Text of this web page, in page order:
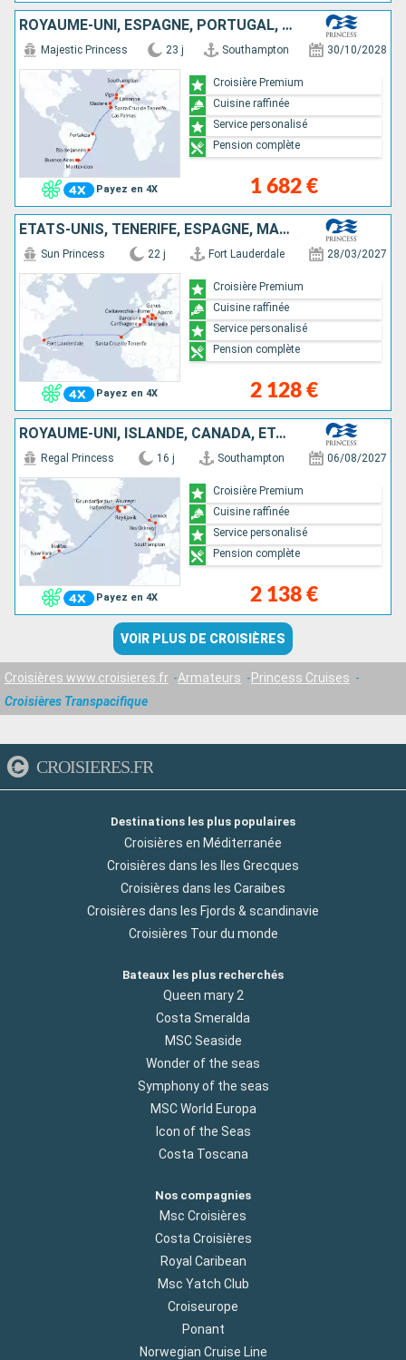
ROYAUME-UNI, ESPAGNE, PORTUGAL, TENERIFE, MAJORQUE, BRÉSIL, URUGUAY, ARGENTINE
Payez en 4X
Majestic Princess 23 j Southampton 30/10/2028
1 682 €
Croisière Premium
Cuisine raffinée
Service personalisé
Pension complète
ÉTATS-UNIS, TENERIFE, ESPAGNE, MAJORQUE, FRANCE, ITALIE
Payez en 4X
Sun Princess 22 j Fort Lauderdale 28/03/2027
2 128 €
Croisière Premium
Cuisine raffinée
Service personalisé
Pension complète
ROYAUME-UNI, ISLANDE, CANADA, ÉTATS-UNIS
Payez en 4X
Regal Princess 16 j Southampton 06/08/2027
2 138 €
Croisière Premium
Cuisine raffinée
Service personalisé
Pension complète
VOIR PLUS DE CROISIÈRES
Croisières www.croisieres.fr Armateurs
Princess Cruises
Croisières Transpacifique
CROISIERES.FR
Destinations les plus populaires
Croisières en Méditerranée
Croisières dans les Iles Grecques
Croisières dans les Caraibes
Croisières dans les Fjords & scandinavie
Croisières Tour du monde
Bateaux les plus recherchés
Queen mary 2
Costa Smeralda
MSC Seaside
Wonder of the seas
Symphony of the seas
MSC World Europa
Icon of the Seas
Costa Toscana
Nos compagnies
Msc Croisières
Costa Croisières
Royal Caribean
Msc Yatch Club
Croiseurope
Ponant
Norwegian Cruise Line